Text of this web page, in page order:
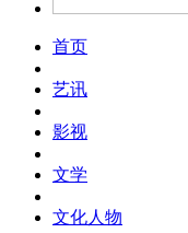
首页
艺讯
影视
文学
文化人物